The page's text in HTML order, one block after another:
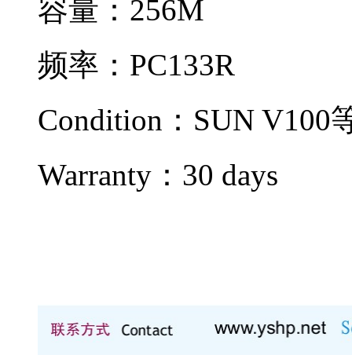
容量：256M
频率：PC133R
Condition：SUN V100
Warranty： 30 days